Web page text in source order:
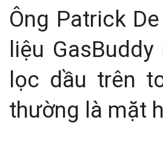
Ông Patrick
liệu
lọc dầu trên
thường là mặt